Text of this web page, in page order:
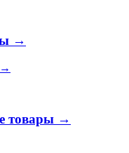
→
→
товары →